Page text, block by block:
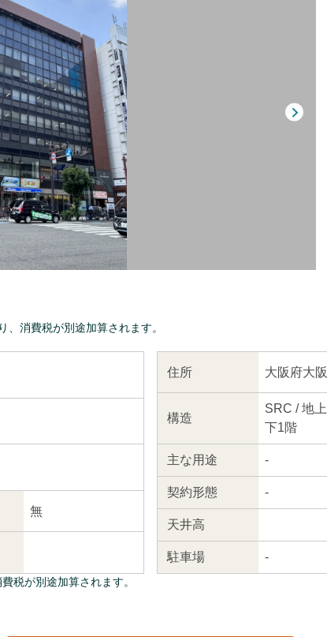
消費税が別途加算されます。
無
住所 大阪府大
構造
SRC / 地
下1階
主な用途 -
契約形態 -
天井高
駐車場 -
税が別途加算されます。